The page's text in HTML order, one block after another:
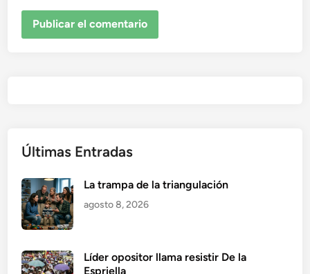
Últimas Entradas
La trampa de la triangulación
agosto 8, 2026
Líder opositor llama resistir De la
Espriella